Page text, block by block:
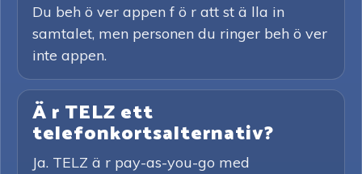
Du beh ö ver appen f ö r att st ä lla in
samtalet, men personen du ringer beh ö ver
inte appen.
Ä r TELZ ett
telefonkortsalternativ?
Ja. TELZ ä r pay-as-you-go med